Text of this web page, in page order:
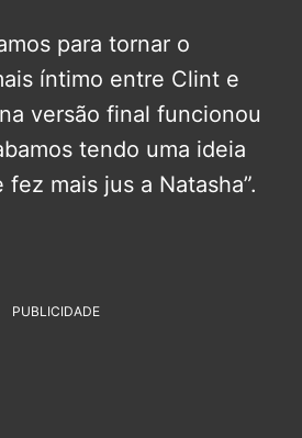
para tornar o
íntimo entre Clint e
versão final funcionou
tendo uma ideia
fez mais jus a Natasha”.
PUBLICIDADE